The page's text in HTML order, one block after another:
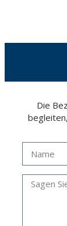
The user may
Die